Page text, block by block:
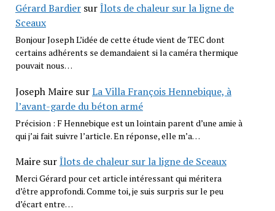
Gérard BardiersurÎlots de chaleur sur la ligne de
Sceaux
Bonjour Joseph L’idée de cette étude vient de TEC dont
certains adhérents se demandaient si la caméra thermique
pouvait nous…
Joseph MairesurLa Villa François Hennebique, à
l’avant-garde du béton armé
Précision : F Hennebique est un lointain parent d’une amie à
qui j’ai fait suivre l’article. En réponse, elle m’a…
MairesurÎlots de chaleur sur la ligne de Sceaux
Merci Gérard pour cet article intéressant qui méritera
d’être approfondi. Comme toi, je suis surpris sur le peu
d’écart entre…